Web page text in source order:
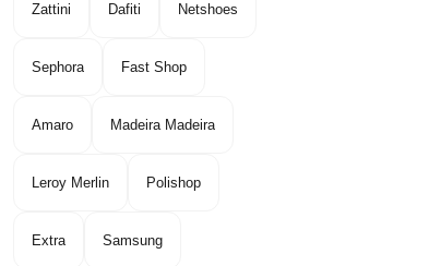
Zattini Dafiti Netshoes
Sephora Fast Shop
Amaro Madeira Madeira
Leroy Merlin Polishop
Extra Samsung